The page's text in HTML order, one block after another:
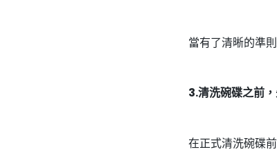
當有了清晰的準
3.清洗碗碟之前
在正式清洗碗碟